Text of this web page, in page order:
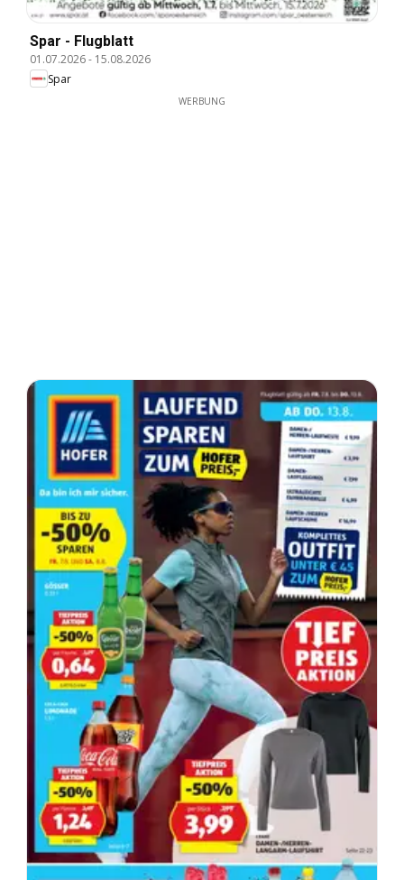
Spar - Flugblatt
01.07.2026- 15.08.2026
Spar
WERBUNG